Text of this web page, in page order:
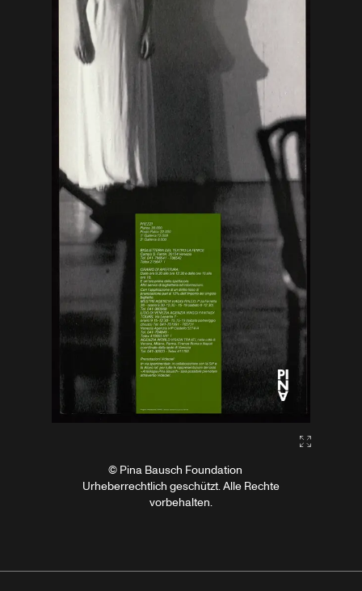
© Pina Bausch Foundation
Urheberrechtlich geschützt. Alle Rechte
vorbehalten.